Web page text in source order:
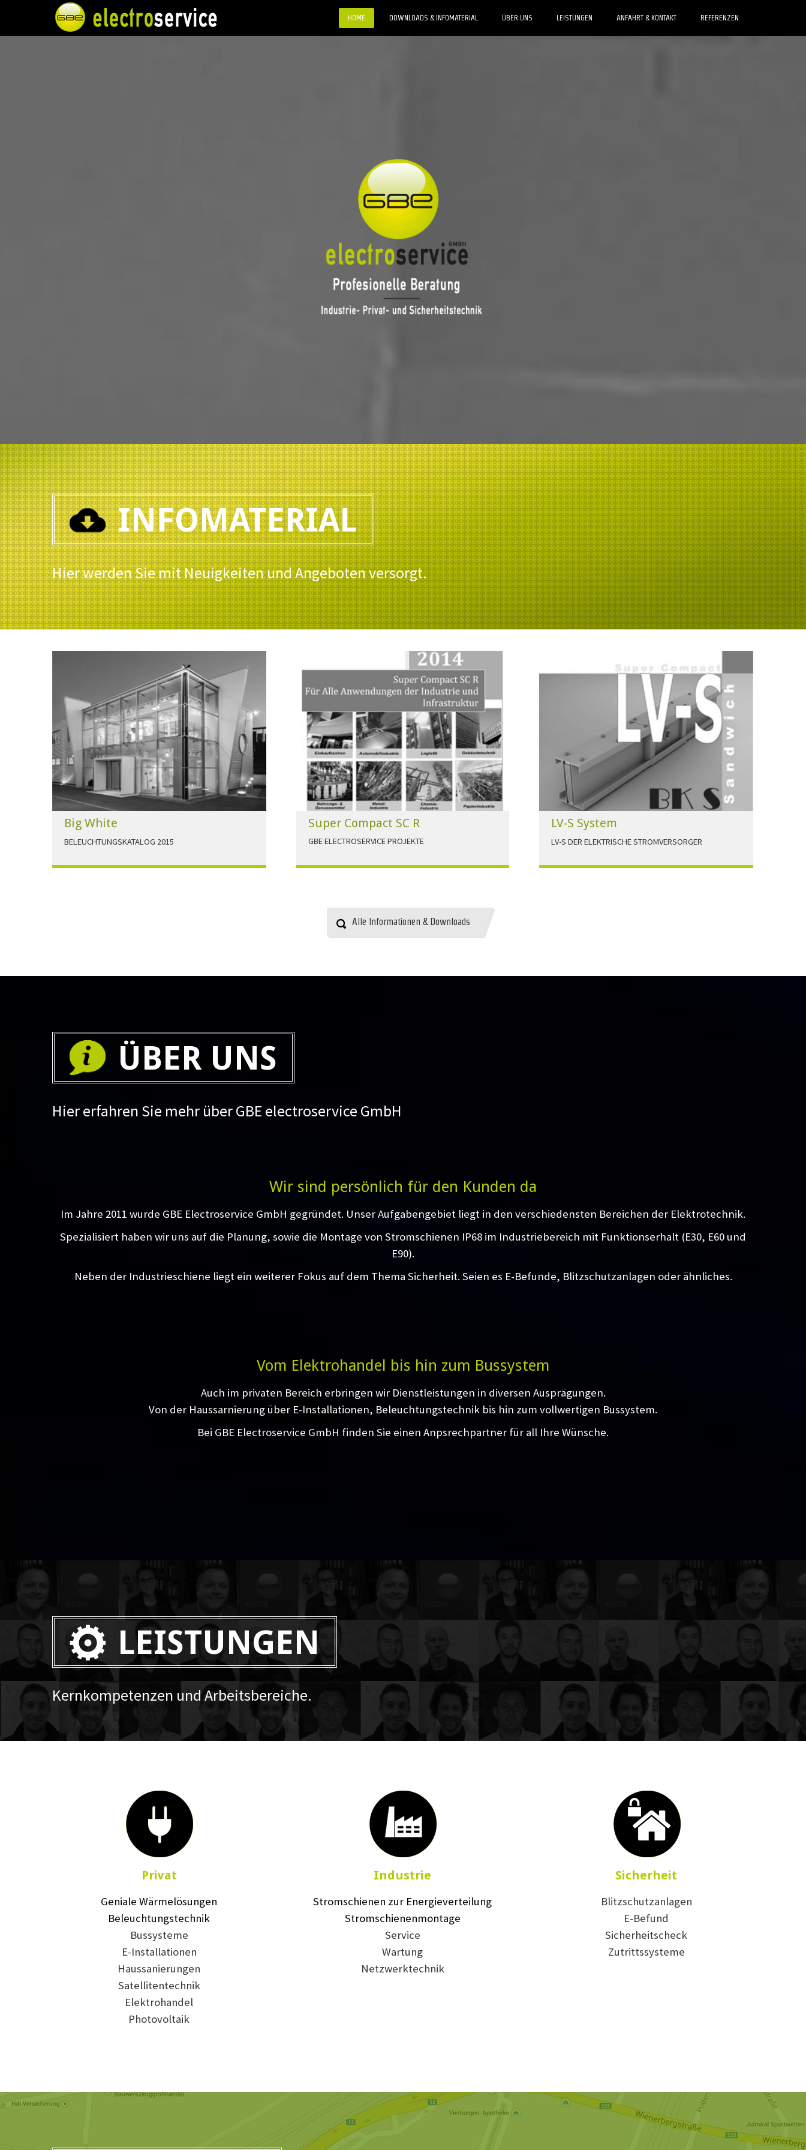
HOME DOWNLOADS & INFOMATERIAL ÜBER UNS LEISTUNGEN ANFAHRT & KONTAKT REFERENZEN
INFOMATERIAL
Hier werden Sie mit Neuigkeiten und Angeboten versorgt.
Big White
BELEUCHTUNGSKATALOG 2015
Super Compact SC R
GBE ELECTROSERVICE PROJEKTE
LV-S System
LV-S DER ELEKTRISCHE STROMVERSORGER
Alle Informationen & Downloads
ÜBER UNS
Hier erfahren Sie mehr über GBE electroservice GmbH
Wir sind persönlich für den Kunden da
Im Jahre 2011 wurde GBE Electroservice GmbH gegründet. Unser Aufgabengebiet liegt in den verschiedensten Bereichen der Elektrotechnik.
Spezialisiert haben wir uns auf die Planung, sowie die Montage von Stromschienen IP68 im Industriebereich mit Funktionserhalt (E30, E60 und
E90).
Neben der Industrieschiene liegt ein weiterer Fokus auf dem Thema Sicherheit. Seien es E-Befunde, Blitzschutzanlagen oder ähnliches.
Vom Elektrohandel bis hin zum Bussystem
Auch im privaten Bereich erbringen wir Dienstleistungen in diversen Ausprägungen.
Von der Haussarnierung über E-Installationen, Beleuchtungstechnik bis hin zum vollwertigen Bussystem.
Bei GBE Electroservice GmbH finden Sie einen Anpsrechpartner für all Ihre Wünsche.
LEISTUNGEN
Kernkompetenzen und Arbeitsbereiche.
Privat
Geniale Wärmelösungen
Beleuchtungstechnik
Bussysteme
E-Installationen
Haussanierungen
Satellitentechnik
Elektrohandel
Photovoltaik
Industrie
Stromschienen zur Energieverteilung
Stromschienenmontage
Service
Wartung
Netzwerktechnik
Sicherheit
Blitzschutzanlagen
E-Befund
Sicherheitscheck
Zutrittssysteme